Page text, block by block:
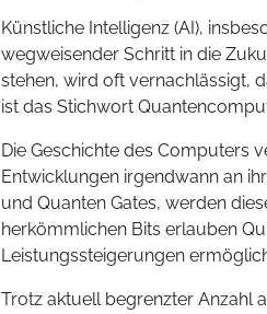
Künstliche Intelligenz (AI),
wegweisender Schritt in die
stehen, wird oft vernachlässigt,
ist das Stichwort
Die Geschichte des Computers
Entwicklungen irgendwann an
und Quanten Gates, werden
herkömmlichen Bits erlauben
Leistungssteigerungen
Trotz aktuell begrenzter Anzahl